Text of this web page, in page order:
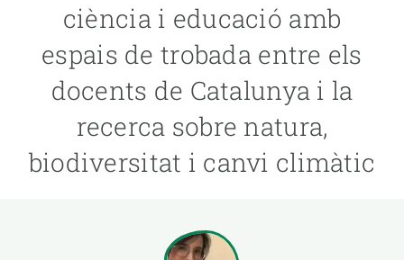
ciència i educació amb
espais de trobada entre els
docents de Catalunya i la
recerca sobre natura,
biodiversitat i canvi climàtic
PARTICIPA
NOTÍCIES I AGENDA